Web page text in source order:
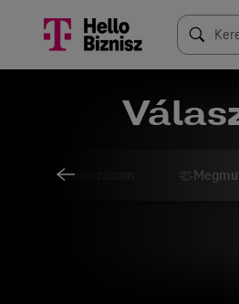
a vállalkozásom